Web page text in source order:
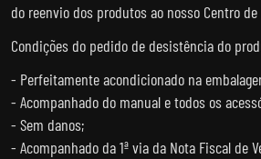
do reenvio dos produtos ao nosso Centro
Condições do pedido de desistência do
- Perfeitamente acondicionado na
- Acompanhado do manual e todos os
- Sem danos;
- Acompanhado da 1ª via da Nota Fiscal de